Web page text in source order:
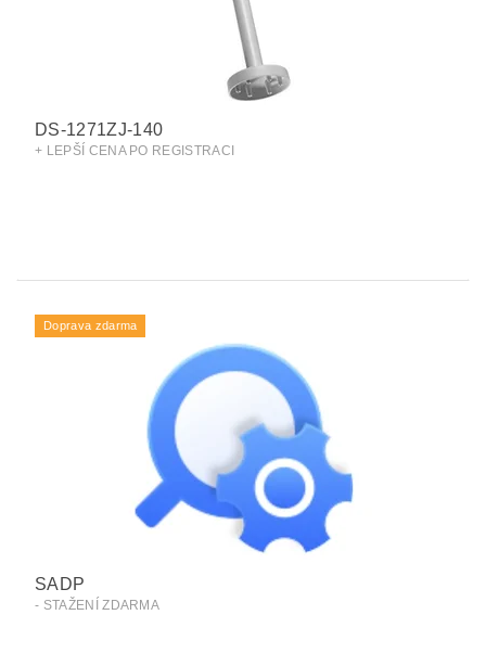
DS-1271ZJ-140
+ LEPŠÍ CENA PO REGISTRACI
Doprava zdarma
SADP
- STAŽENÍ ZDARMA